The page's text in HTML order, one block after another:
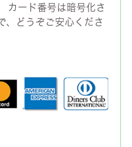
カード番号は暗号化さ
、どうぞご安心くださ